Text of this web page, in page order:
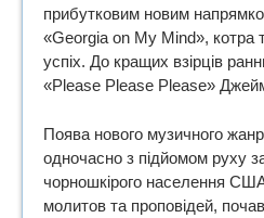
прибутковим новим
«Georgia on My Mind», котра
успіх. До кращих взірців
«Please Please Please»
Поява нового музичного
одночасно з підйомом руху
чорношкірого населення
молитов та проповідей,